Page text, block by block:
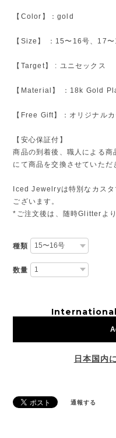
【Color】：gold
【Size】 ：15〜16号、17
【Target】 : ユニセックス
【Material】 ：18k Gold
【Free Gift】：オリジナル
【安心保証付】
商品の到着後、職人による
にて商品を交換させていただ
Iced Jewelryは特別なカスタ
ございます。
*ご注文後は、随時Glitterよ
種類
数量
日本国内
通報する